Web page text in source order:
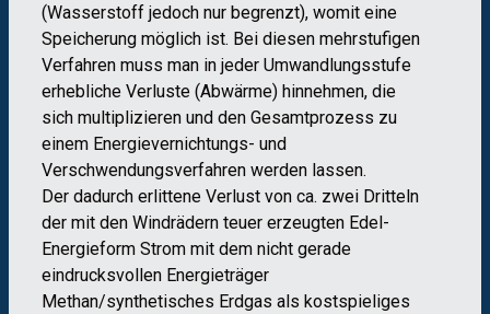
(Wasserstoff jedoch nur begrenzt), womit eine
Speicherung möglich ist. Bei diesen mehrstufigen
Verfahren muss man in jeder Umwandlungsstufe
erhebliche Verluste (Abwärme) hinnehmen, die
sich multiplizieren und den Gesamtprozess zu
einem Energievernichtungs- und
Verschwendungsverfahren werden lassen.
Der dadurch erlittene Verlust von ca. zwei Dritteln
der mit den Windrädern teuer erzeugten Edel-
Energieform Strom mit dem nicht gerade
eindrucksvollen Energieträger
Methan/synthetisches Erdgas als kostspieliges